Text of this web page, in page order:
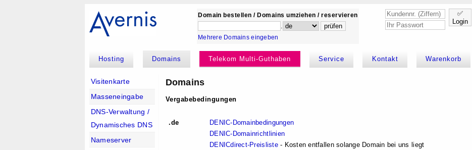
Domain bestellen / Domains umziehen / reservieren
.
Mehrere Domains eingeben
✅
Login
Hosting Domains Telekom Multi-Guthaben Service Kontakt Warenkorb
Visitenkarte
Masseneingabe
DNS-Verwaltung /
Dynamisches DNS
Nameserver
Domains
Vergabebedingungen
.de
DENIC-Domainbedingungen
DENIC-Domainrichtlinien
DENICdirect-Preisliste- Kosten entfallen solange Domain bei uns liegt